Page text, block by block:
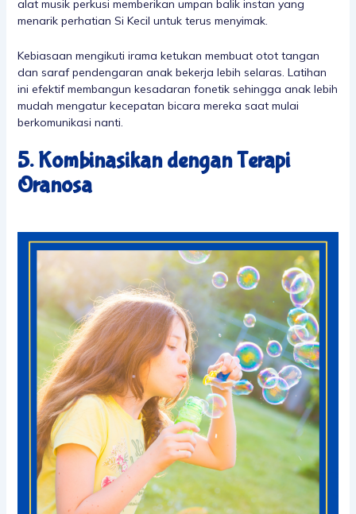
alat musik perkusi memberikan umpan balik instan yang
menarik perhatian Si Kecil untuk terus menyimak.
Kebiasaan mengikuti irama ketukan membuat otot tangan
dan saraf pendengaran anak bekerja lebih selaras. Latihan
ini efektif membangun kesadaran fonetik sehingga anak lebih
mudah mengatur kecepatan bicara mereka saat mulai
berkomunikasi nanti.
5. Kombinasikan dengan Terapi
Oranosa